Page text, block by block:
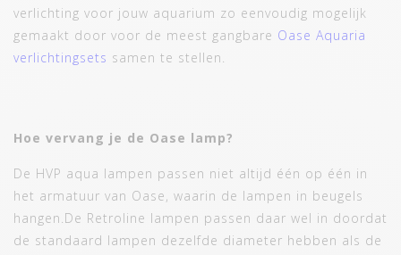
verlichting voor jouw aquarium zo eenvoudig mogelijk
gemaakt door voor de meest gangbare Oase Aquaria
verlichtingsets samen te stellen.
Hoe vervang je de Oase lamp?
De HVP aqua lampen passen niet altijd één op één in
het armatuur van Oase, waarin de lampen in beugels
hangen.De Retroline lampen passen daar wel in doordat
de standaard lampen dezelfde diameter hebben als de